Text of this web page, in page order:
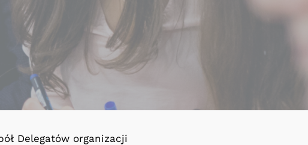
Delegatów organizacji